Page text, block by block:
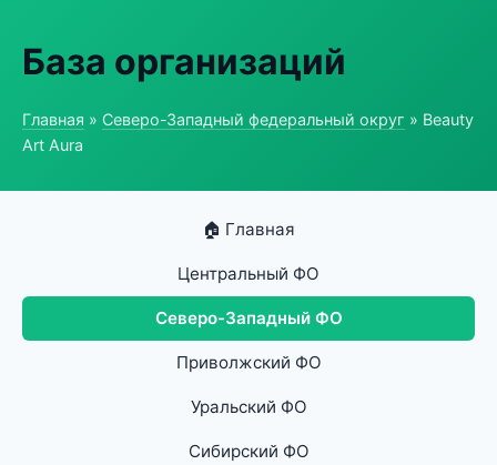
База организаций
Главная » Северо-Западный федеральный округ » Beauty
Art Aura
🏠 Главная
Центральный ФО
Северо-Западный ФО
Приволжский ФО
Уральский ФО
Сибирский ФО